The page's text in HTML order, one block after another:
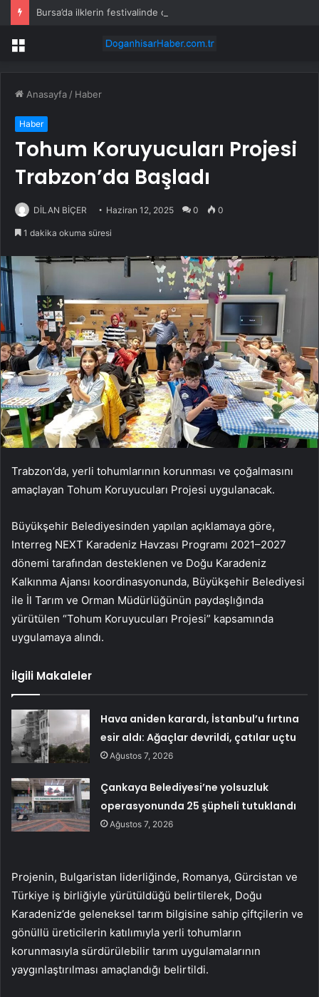
Bursa’da ilklerin festivalinde çocuklar da şen şakrak
Menü
Anasayfa / Haber
Haber
Tohum Koruyucuları Projesi
Trabzon’da Başladı
DİLAN BİÇER Haziran 12, 2025 0 0
1 dakika okuma süresi
Trabzon’da, yerli tohumlarının korunması ve çoğalmasını
amaçlayan Tohum Koruyucuları Projesi uygulanacak.
Büyükşehir Belediyesinden yapılan açıklamaya göre,
Interreg NEXT Karadeniz Havzası Programı 2021–2027
dönemi tarafından desteklenen ve Doğu Karadeniz
Kalkınma Ajansı koordinasyonunda, Büyükşehir Belediyesi
ile İl Tarım ve Orman Müdürlüğünün paydaşlığında
yürütülen “Tohum Koruyucuları Projesi” kapsamında
uygulamaya alındı.
İlgili Makaleler
Hava aniden karardı, İstanbul’u fırtına
esir aldı: Ağaçlar devrildi, çatılar uçtu
Ağustos 7, 2026
Çankaya Belediyesi’ne yolsuzluk
operasyonunda 25 şüpheli tutuklandı
Ağustos 7, 2026
Projenin, Bulgaristan liderliğinde, Romanya, Gürcistan ve
Türkiye iş birliğiyle yürütüldüğü belirtilerek, Doğu
Karadeniz’de geleneksel tarım bilgisine sahip çiftçilerin ve
gönüllü üreticilerin katılımıyla yerli tohumların
korunmasıyla sürdürülebilir tarım uygulamalarının
yaygınlaştırılması amaçlandığı belirtildi.